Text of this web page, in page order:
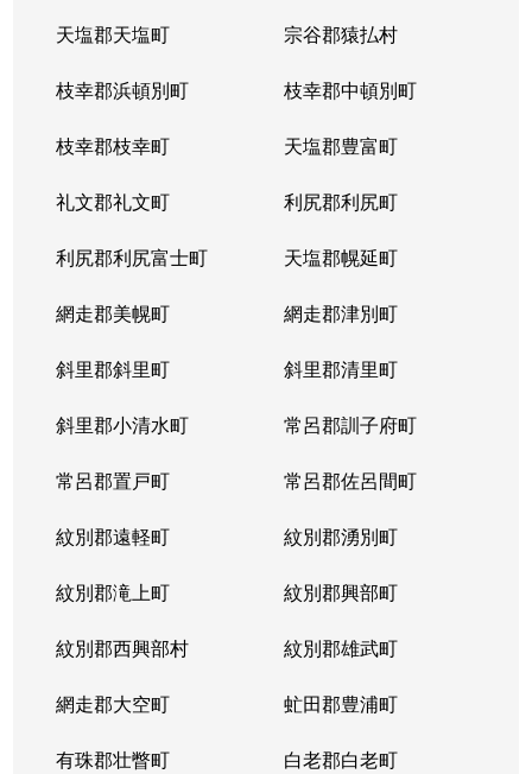
天塩郡天塩町 宗谷郡猿払村
枝幸郡浜頓別町 枝幸郡中頓別町
枝幸郡枝幸町 天塩郡豊富町
礼文郡礼文町 利尻郡利尻町
利尻郡利尻富士町 天塩郡幌延町
網走郡美幌町 網走郡津別町
斜里郡斜里町 斜里郡清里町
斜里郡小清水町 常呂郡訓子府町
常呂郡置戸町 常呂郡佐呂間町
紋別郡遠軽町 紋別郡湧別町
紋別郡滝上町 紋別郡興部町
紋別郡西興部村 紋別郡雄武町
網走郡大空町 虻田郡豊浦町
有珠郡壮瞥町 白老郡白老町